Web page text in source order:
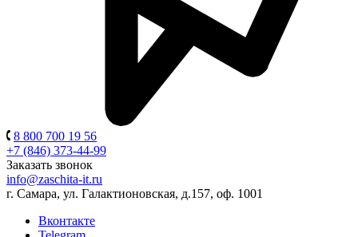
8 800 700 19 56
+7 (846) 373-44-99
Заказать звонок
info@zaschita-it.ru
г. Самара, ул. Галактионовская, д.157, оф. 1001
Вконтакте